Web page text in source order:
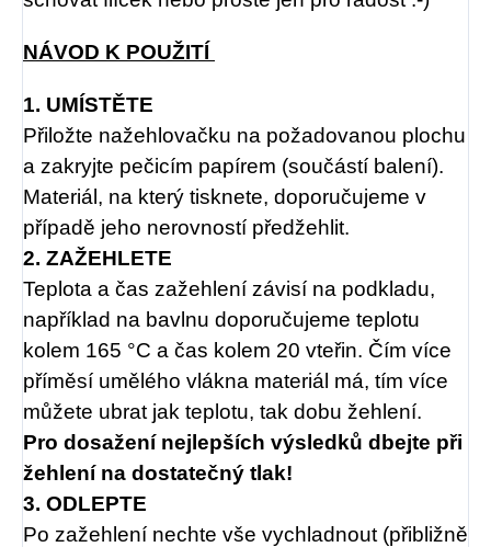
NÁVOD K POUŽITÍ
1. UMÍSTĚTE
Přiložte nažehlovačku na požadovanou plochu
a zakryjte pečicím papírem (součástí balení).
Materiál, na který tisknete, doporučujeme v
případě jeho nerovností předžehlit.
2. ZAŽEHLETE
Teplota a čas zažehlení závisí na podkladu,
například na bavlnu doporučujeme teplotu
kolem 165 °C a čas kolem 20 vteřin. Čím více
příměsí umělého vlákna materiál má, tím více
můžete ubrat jak teplotu, tak dobu žehlení.
Pro dosažení nejlepších výsledků dbejte při
žehlení na dostatečný tlak!
3. ODLEPTE
Po zažehlení nechte vše vychladnout (přibližně